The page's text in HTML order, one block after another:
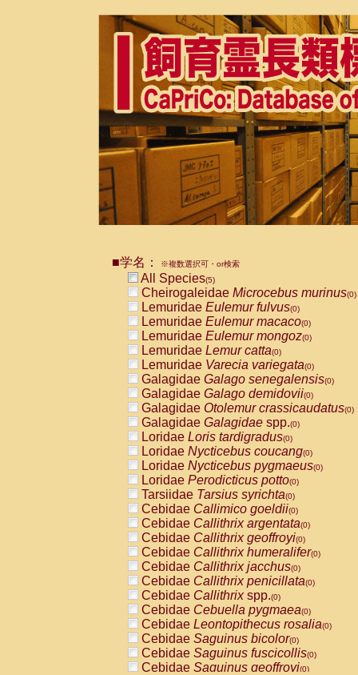
■学名： ※複数選択可・or検索
All Species(5)
Cheirogaleidae Microcebus murinus(0)
Lemuridae Eulemur fulvus(0)
Lemuridae Eulemur macaco(0)
Lemuridae Eulemur mongoz(0)
Lemuridae Lemur catta(0)
Lemuridae Varecia variegata(0)
Galagidae Galago senegalensis(0)
Galagidae Galago demidovii(0)
Galagidae Otolemur crassicaudatus(0)
Galagidae Galagidae spp.(0)
Loridae Loris tardigradus(0)
Loridae Nycticebus coucang(0)
Loridae Nycticebus pygmaeus(0)
Loridae Perodicticus potto(0)
Tarsiidae Tarsius syrichta(0)
Cebidae Callimico goeldii(0)
Cebidae Callithrix argentata(0)
Cebidae Callithrix geoffroyi(0)
Cebidae Callithrix humeralifer(0)
Cebidae Callithrix jacchus(0)
Cebidae Callithrix penicillata(0)
Cebidae Callithrixspp.(0)
Cebidae Cebuella pygmaea(0)
Cebidae Leontopithecus rosalia(0)
Cebidae Saguinus bicolor(0)
Cebidae Saguinus fuscicollis(0)
Cebidae Saguinus geoffroyi(0)